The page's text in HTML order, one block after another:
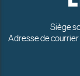
Siège
Adresse de courrier